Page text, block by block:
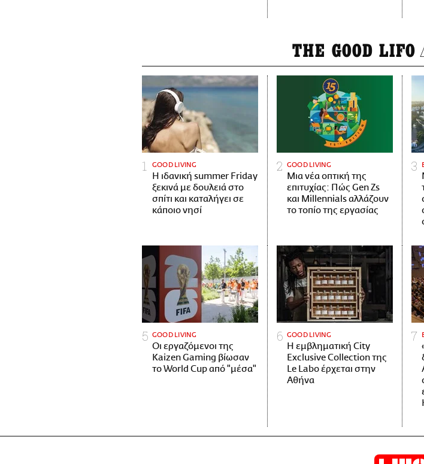
THE GOOD LIFO
GOOD LIVING
Η ιδανική summer Friday
ξεκινά με δουλειά στο
σπίτι και καταλήγει σε
κάποιο νησί
GOOD LIVING
Μια νέα οπτική της
επιτυχίας: Πώς Gen Zs
και Millennials αλλάζουν
το τοπίο της εργασίας
GOOD LIVING
Οι εργαζόμενοι της
Kaizen Gaming βίωσαν
το World Cup από "μέσα"
GOOD LIVING
Η εμβληματική City
Exclusive Collection της
Le Labo έρχεται στην
Αθήνα